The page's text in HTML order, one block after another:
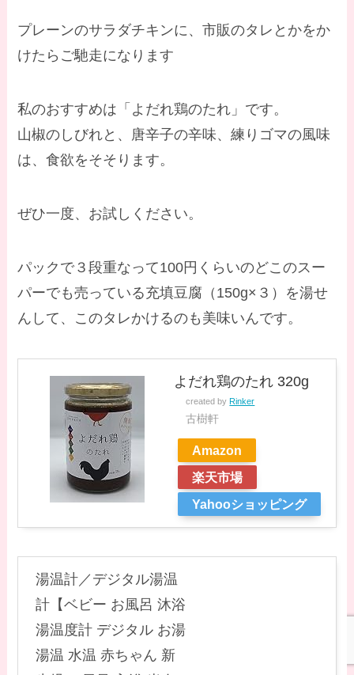
プレーンのサラダチキンに、市販のタレとかをか
けたらご馳走になります
私のおすすめは「よだれ鶏のたれ」です。
山椒のしびれと、唐辛子の辛味、練りゴマの風味
は、食欲をそそります。
ぜひ一度、お試しください。
パックで３段重なって100円くらいのどこのスー
パーでも売っている充填豆腐（150g×３）を湯せ
んして、このタレかけるのも美味いんです。
よだれ鶏のたれ 320g
created by Rinker
古樹軒
Amazon
楽天市場
Yahooショッピング
湯温計／デジタル湯温
計【ベビー お風呂 沐浴
湯温度計 デジタル お湯
湯温 水温 赤ちゃん 新